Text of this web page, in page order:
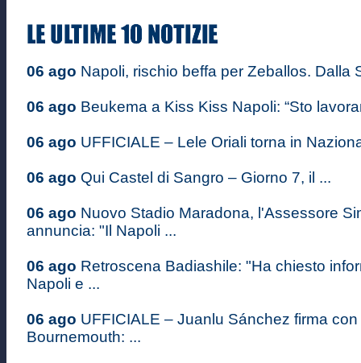
06 ago Napoli, rischio beffa per Zeballos. Dalla
06 ago Beukema a Kiss Kiss Napoli: “Sto
06 ago UFFICIALE – Lele Oriali torna in
06 ago Qui Castel di Sangro – Giorno 7, il ...
06 ago Nuovo Stadio Maradona, l'Assessore
annuncia: "Il Napoli ...
06 ago Retroscena Badiashile: "Ha chiesto
Napoli e ...
06 ago UFFICIALE – Juanlu Sánchez firma con
Bournemouth: ...